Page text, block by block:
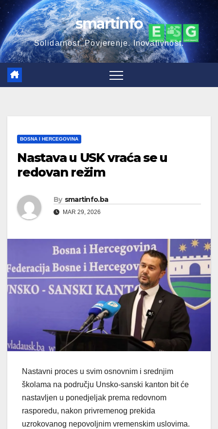
Skip
to
content
smartinfo
Solidarnost. Povjerenje. Inovativnost.
BOSNA I HERCEGOVINA
Nastava u USK vraća se u
redovan režim
By smartinfo.ba
MAR 29, 2026
Nastavni proces u svim osnovnim i srednjim
školama na području Unsko-sanski kanton bit će
nastavljen u ponedjeljak prema redovnom
rasporedu, nakon privremenog prekida
uzrokovanog nepovoljnim vremenskim uslovima.